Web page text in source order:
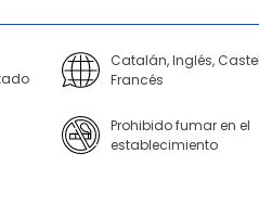
Catalán, Inglés,
Francés
Prohibido fumar en el
establecimiento